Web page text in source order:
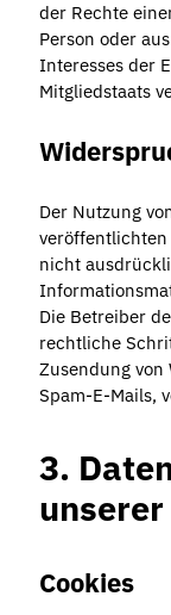
der Rechte
Person oder
Interesses der
Mitgliedstaats
Der Nutzung
veröffentlichten
nicht
Die Betreiber
rechtliche
Zusendung
Spam-E-Mails,
3.
Cookies